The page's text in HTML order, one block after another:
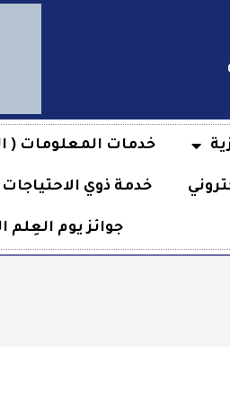
خدمات المعلومات (
خدمة ذوي
جوائز يوم العِلم